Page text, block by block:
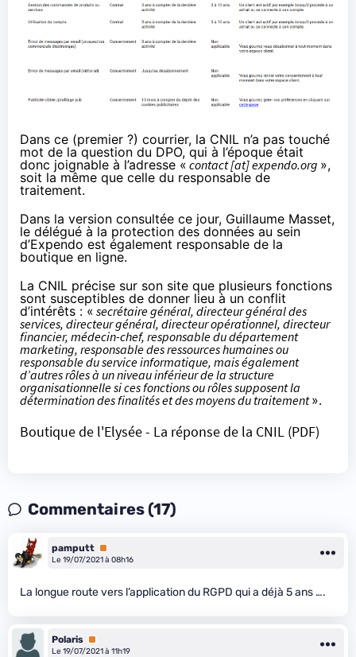
Dans ce (premier ?) courrier, la CNIL n’a pas touché
mot de la question du DPO, qui à l’époque était
donc joignable à l’adresse « contact [at] expendo.org »,
soit la même que celle du responsable de
traitement.
Dans la version consultée ce jour, Guillaume Masset,
le délégué à la protection des données au sein
d’Expendo est également responsable de la
boutique en ligne.
La CNIL précise sur son site que plusieurs fonctions
sont susceptibles de donner lieu à un conflit
d’intérêts : « secrétaire général, directeur général des
services, directeur général, directeur opérationnel, directeur
financier, médecin-chef, responsable du département
marketing, responsable des ressources humaines ou
responsable du service informatique, mais également
d’autres rôles à un niveau inférieur de la structure
organisationnelle si ces fonctions ou rôles supposent la
détermination des finalités et des moyens du traitement».
Boutique de l'Elysée - La réponse de la CNIL (PDF)
Commentaires (17)
pamputt Premium
Le 19/07/2021 à 08h16
La longue route vers l’application du RGPD qui a déjà 5 ans ….
Polaris Premium
Le 19/07/2021 à 11h19